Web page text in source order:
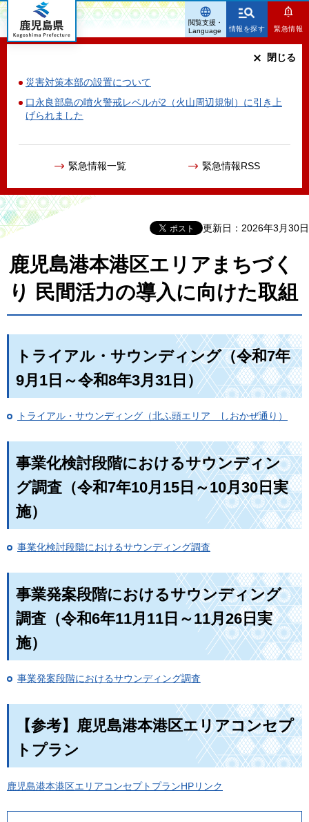
鹿児島県
情報を探す 緊急情報
災害対策本部の設置について
口永良部島の噴火警戒レベルが2（火山周辺規制）に引き上
げられました
緊急情報一覧 緊急情報RSS
閉じる
閲覧支援・
Language
更新日：2026年3月30日
鹿児島港本港区エリアまちづく
り 民間活力の導入に向けた取組
トライアル・サウンディング（令和7年
9月1日～令和8年3月31日）
トライアル・サウンディング（北ふ頭エリア しおかぜ通り）
事業化検討段階におけるサウンディン
グ調査（令和7年10月15日～10月30日実
施）
事業化検討段階におけるサウンディング調査
事業発案段階におけるサウンディング
調査（令和6年11月11日～11月26日実
施）
事業発案段階におけるサウンディング調査
【参考】鹿児島港本港区エリアコンセプ
トプラン
鹿児島港本港区エリアコンセプトプランHPリンク